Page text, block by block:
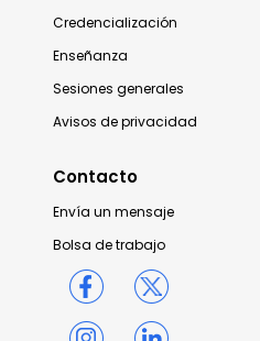
Credencialización
Enseñanza
Sesiones generales
Avisos de privacidad
Contacto
Envía un mensaje
Bolsa de trabajo